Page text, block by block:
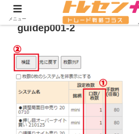
guidep001-2
メニュー